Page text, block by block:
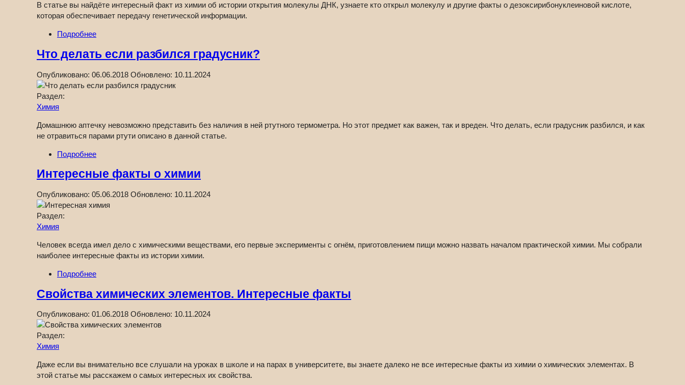
В статье вы найдёте интересный факт из химии об истории открытия молекулы ДНК, узнаете кто открыл молекулу и другие факты о дезоксирибонуклеиновой кислоте,
которая обеспечивает передачу генетической информации.
Подробнее
Что делать если разбился градусник?
Опубликовано: 06.06.2018 Обновлено: 10.11.2024
Раздел:
Химия
Домашнюю аптечку невозможно представить без наличия в ней ртутного термометра. Но этот предмет как важен, так и вреден. Что делать, если градусник разбился, и как
не отравиться парами ртути описано в данной статье.
Подробнее
Интересные факты о химии
Опубликовано: 05.06.2018 Обновлено: 10.11.2024
Раздел:
Химия
Человек всегда имел дело с химическими веществами, его первые эксперименты с огнём, приготовлением пищи можно назвать началом практической химии. Мы собрали
наиболее интересные факты из истории химии.
Подробнее
Свойства химических элементов. Интересные факты
Опубликовано: 01.06.2018 Обновлено: 10.11.2024
Раздел:
Химия
Даже если вы внимательно все слушали на уроках в школе и на парах в университете, вы знаете далеко не все интересные факты из химии о химических элементах. В
этой статье мы расскажем о самых интересных их свойства.